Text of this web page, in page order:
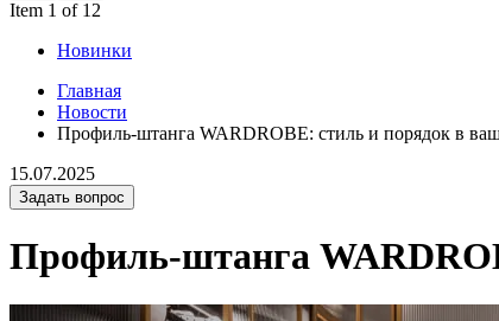
Item 1 of 12
Новинки
Главная
Новости
Профиль-штанга WARDROBE: стиль и порядок в
15.07.2025
Задать вопрос
Профиль-штанга